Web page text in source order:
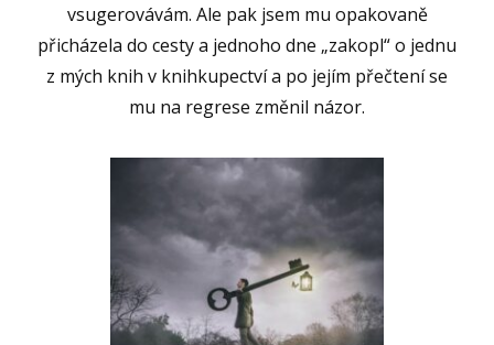
vsugerovávám. Ale pak jsem mu opakovaně
přicházela do cesty a jednoho dne „zakopl“ o jednu
z mých knih v knihkupectví a po jejím přečtení se
mu na regrese změnil názor.